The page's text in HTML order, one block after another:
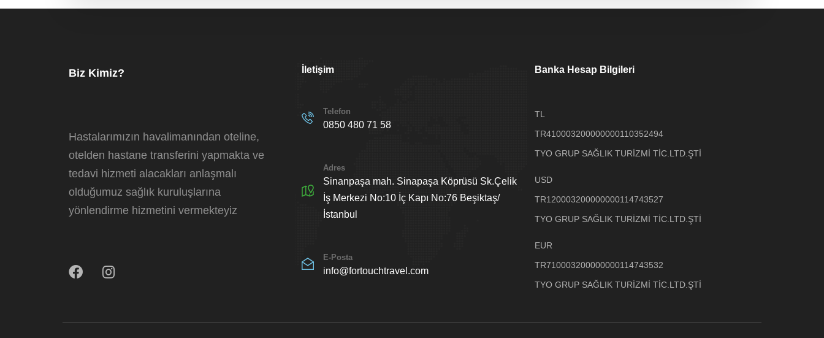
Biz Kimiz?
Hastalarımızın havalimanından oteline,
otelden hastane transferini yapmakta ve
tedavi hizmeti alacakları anlaşmalı
olduğumuz sağlık kuruluşlarına
yönlendirme hizmetini vermekteyiz
İletişim
Telefon
0850 480 71 58
Adres
Sinanpaşa mah. Sinapaşa Köprüsü Sk.Çelik
İş Merkezi No:10 İç Kapı No:76 Beşiktaş/
İstanbul
E-Posta
info@fortouchtravel.com
Banka Hesap Bilgileri
TL
TR410003200000000110352494
TYO GRUP SAĞLIK TURİZMİ TİC.LTD.ŞTİ
USD
TR120003200000000114743527
TYO GRUP SAĞLIK TURİZMİ TİC.LTD.ŞTİ
EUR
TR710003200000000114743532
TYO GRUP SAĞLIK TURİZMİ TİC.LTD.ŞTİ